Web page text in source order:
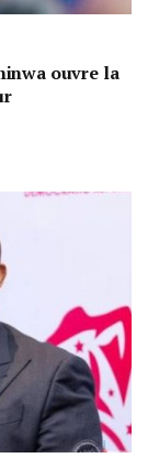
ouvre la